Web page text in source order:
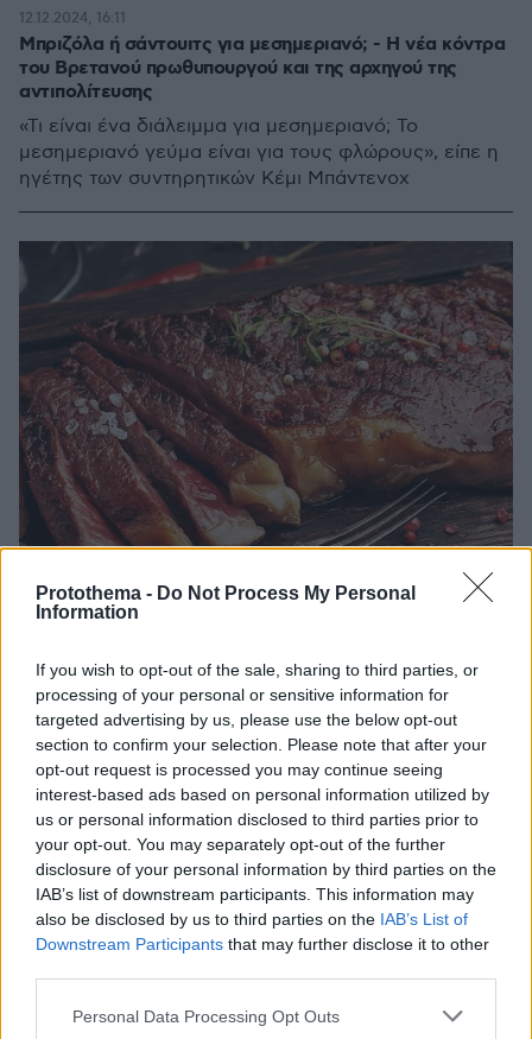
Protothema - Do Not Process My Personal
Information
If you wish to opt-out of the sale, sharing to third parties, or
processing of your personal or sensitive information for
targeted advertising by us, please use the below opt-out
section to confirm your selection. Please note that after your
opt-out request is processed you may continue seeing
interest-based ads based on personal information utilized by
us or personal information disclosed to third parties prior to
your opt-out. You may separately opt-out of the further
disclosure of your personal information by third parties on the
IAB’s list of downstream participants. This information may
also be disclosed by us to third parties on the IAB’s List of
Downstream Participants that may further disclose it to other
Please note that this website/app uses one or more Google
Personal Data Processing Opt Outs
Μπριζόλα ή σάντουιτς για μεσημεριανό; - Η νέα κόντρα
του Βρετανού πρωθυπουργού και της αρχηγού της
αντιπολίτευσης
«Τι είναι ένα διάλειμμα για μεσημεριανό; Το
μεσημεριανό γεύμα είναι για τους φλώρους», είπε η
ηγέτης των συντηρητικών Κέμι Μπάντενοχ
12.12.2024, 16:11
Το απλούστατο μυστικό για τρυφερή μπριζόλα μια για
Όποιο είδος μπριζόλας κι αν ψήνουμε, είτε είναι
χοιρινή, είτε μοσχαρίσια, θέλουμε να είναι τραγανή
εξωτερικά και τρυφερή και ζουμερή στο εσωτερικό
της.
13.11.2024, 20:00